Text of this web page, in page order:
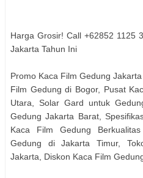
Harga Grosir! Call +62852 1125
Jakarta Tahun Ini
Promo Kaca Film Gedung
Film Gedung di Bogor, Pusat
Utara, Solar Gard untuk
Gedung Jakarta Barat,
Kaca Film Gedung
Gedung di Jakarta Timur,
Jakarta, Diskon Kaca Film